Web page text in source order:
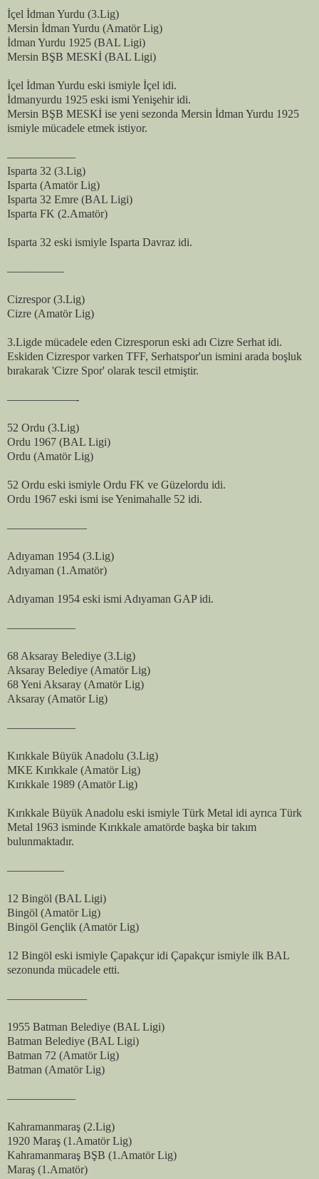
İçel İdman Yurdu (3.Lig)
Mersin İdman Yurdu (Amatör Lig)
İdman Yurdu 1925 (BAL Ligi)
Mersin BŞB MESKİ (BAL Ligi)
İçel İdman Yurdu eski ismiyle İçel idi.
İdmanyurdu 1925 eski ismi Yenişehir idi.
Mersin BŞB MESKİ ise yeni sezonda Mersin İdman Yurdu 1925
ismiyle mücadele etmek istiyor.
——————
Isparta 32 (3.Lig)
Isparta (Amatör Lig)
Isparta 32 Emre (BAL Ligi)
Isparta FK (2.Amatör)
Isparta 32 eski ismiyle Isparta Davraz idi.
—————
Cizrespor (3.Lig)
Cizre (Amatör Lig)
3.Ligde mücadele eden Cizresporun eski adı Cizre Serhat idi.
Eskiden Cizrespor varken TFF, Serhatspor'un ismini arada boşluk
bırakarak 'Cizre Spor' olarak tescil etmiştir.
——————-
52 Ordu (3.Lig)
Ordu 1967 (BAL Ligi)
Ordu (Amatör Lig)
52 Ordu eski ismiyle Ordu FK ve Güzelordu idi.
Ordu 1967 eski ismi ise Yenimahalle 52 idi.
———————
Adıyaman 1954 (3.Lig)
Adıyaman (1.Amatör)
Adıyaman 1954 eski ismi Adıyaman GAP idi.
——————
68 Aksaray Belediye (3.Lig)
Aksaray Belediye (Amatör Lig)
68 Yeni Aksaray (Amatör Lig)
Aksaray (Amatör Lig)
——————
Kırıkkale Büyük Anadolu (3.Lig)
MKE Kırıkkale (Amatör Lig)
Kırıkkale 1989 (Amatör Lig)
Kırıkkale Büyük Anadolu eski ismiyle Türk Metal idi ayrıca Türk
Metal 1963 isminde Kırıkkale amatörde başka bir takım
bulunmaktadır.
—————
12 Bingöl (BAL Ligi)
Bingöl (Amatör Lig)
Bingöl Gençlik (Amatör Lig)
12 Bingöl eski ismiyle Çapakçur idi Çapakçur ismiyle ilk BAL
sezonunda mücadele etti.
———————
1955 Batman Belediye (BAL Ligi)
Batman Belediye (BAL Ligi)
Batman 72 (Amatör Lig)
Batman (Amatör Lig)
——————
Kahramanmaraş (2.Lig)
1920 Maraş (1.Amatör Lig)
Kahramanmaraş BŞB (1.Amatör Lig)
Maraş (1.Amatör)